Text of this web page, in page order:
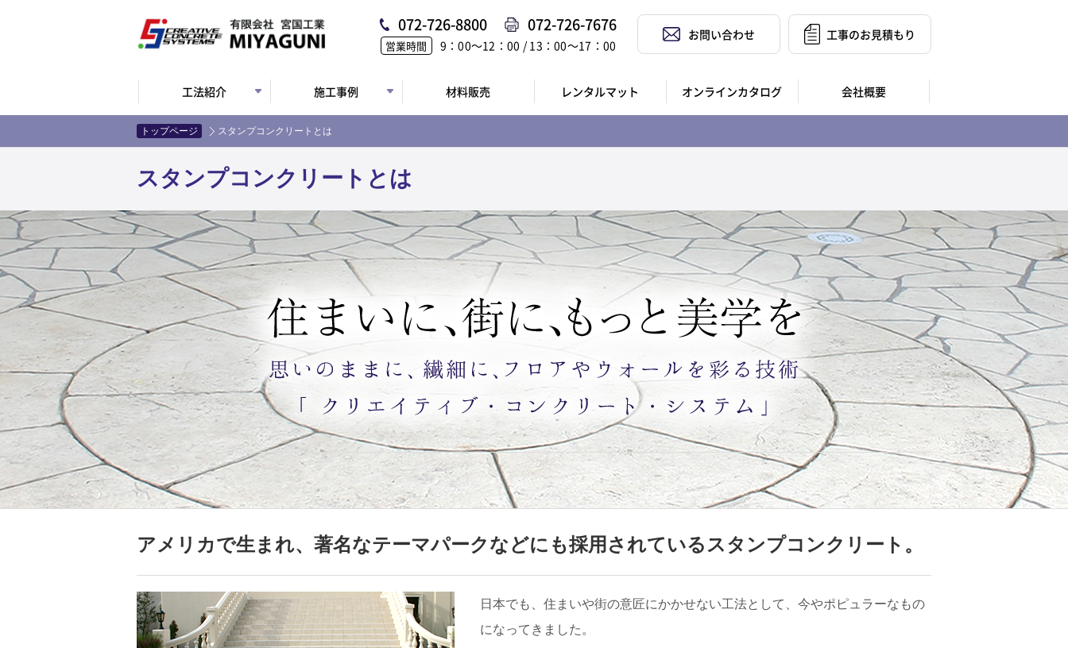
072-726-8800 072-726-7676
営業時間 9：00〜12：00 / 13：00〜17：00
お問い合わせ 工事のお見積もり
工法紹介 施工事例 材料販売 レンタルマット オンラインカタログ 会社概要
トップページ スタンプコンクリートとは
スタンプコンクリートとは
アメリカで生まれ、著名なテーマパークなどにも採用されているスタンプコンクリート。
日本でも、住まいや街の意匠にかかせない工法として、今やポピュラーなもの
になってきました。